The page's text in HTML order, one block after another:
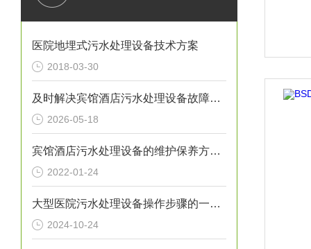
医院地埋式污水处理设备技术方案
2018-03-30
及时解决宾馆酒店污水处理设备故障在日常运行中十方重要
2026-05-18
宾馆酒店污水处理设备的维护保养方法分享
2022-01-24
大型医院污水处理设备操作步骤的一般指南
2024-10-24